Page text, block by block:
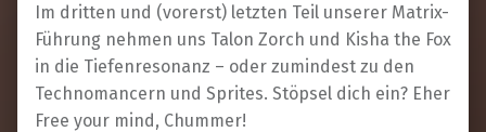
Im dritten und (vorerst) letzten Teil unserer Matrix-
Führung nehmen uns Talon Zorch und Kisha the Fox
in die Tiefenresonanz – oder zumindest zu den
Technomancern und Sprites. Stöpsel dich ein? Eher
Free your mind, Chummer!